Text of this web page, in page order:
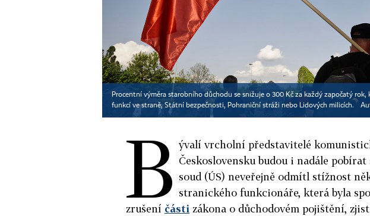
Procentní výměra starobního důchodu se snižuje o 300 Kč za každý započatý
funkcí ve straně, Státní bezpečnosti, Pohraniční stráži nebo Lidových milicích.
B ývalí vrcholní představitelé
Československu budou i nadále
soud (ÚS) neveřejně odmítl stížnost
stranického funkcionáře, která byla
zrušení části zákona o důchodovém pojištění,